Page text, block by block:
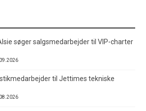
søger salgsmedarbejder til VIP-charter
til Jettimes tekniske